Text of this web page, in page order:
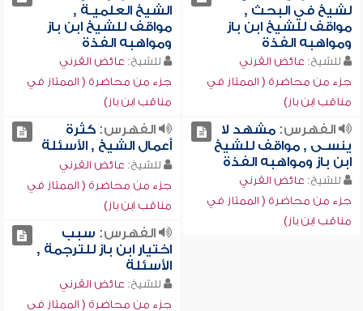
لشيخ في البحث ,
مواقف للشيخ ابن باز
ومواهبه الفذة
للشيخ: عائض القرني
جزء من محاضرة ( الممتاز في
مناقب ابن باز)
الشيخ العلميـة ,
مواقف للشيخ ابن باز
ومواهبه الفذة
للشيخ: عائض القرني
جزء من محاضرة ( الممتاز في
مناقب ابن باز)
الفهرس:مشهد لا
ينسـى , مواقف للشيخ
ابن باز ومواهبه الفذة
للشيخ: عائض القرني
جزء من محاضرة ( الممتاز في
مناقب ابن باز)
الفهرس:كثرة
أعمال الشيخ , الأسئلة
للشيخ: عائض القرني
جزء من محاضرة ( الممتاز في
مناقب ابن باز)
الفهرس: سبب
اختيار ابن باز للترجمة ,
الأسئلة
للشيخ: عائض القرني
جزء من محاضرة ( الممتاز في